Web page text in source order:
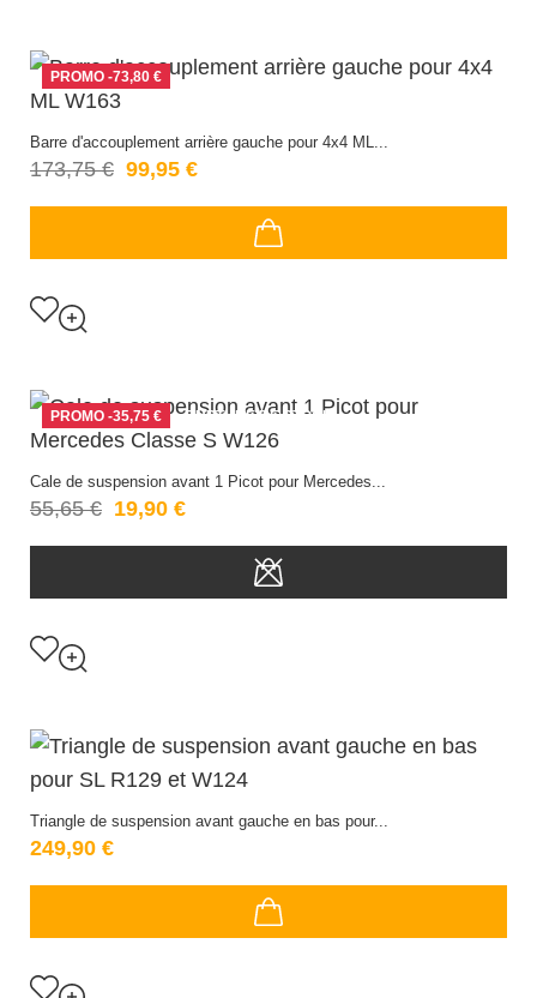
PROMO -73,80 €
Barre d'accouplement arrière gauche pour 4x4 ML...
173,75 € 99,95 €
PROMO -35,75 € RUPTURE DE STOCK
Cale de suspension avant 1 Picot pour Mercedes...
55,65 € 19,90 €
Triangle de suspension avant gauche en bas pour...
249,90 €